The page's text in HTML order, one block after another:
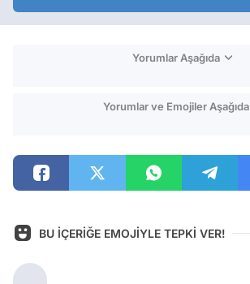
Yorumlar Aşağıda
Yorumlar ve Emojiler Aşağıda
BU İÇERİĞE EMOJİYLE TEPKİ VER!